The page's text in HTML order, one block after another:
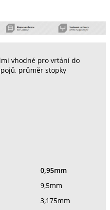
vhodné pro vrtání do
průměr stopky
0,95mm
9,5mm
3,175mm